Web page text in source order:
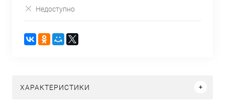
Недоступно
ХАРАКТЕРИСТИКИ